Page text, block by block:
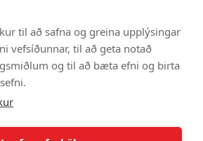
til að safna og greina upplýsingar
vefsíðunnar, til að geta notað
og til að bæta efni og birta
Hrísmýri 2a
Mán. - Fös. : 8-17
Lau. - Sun. : Lokað